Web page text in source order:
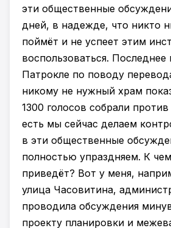
эти общественные
дней, в надежде, что никто
поймёт и не успеет этим
воспользоваться. Последнее
Патрокле по поводу
никому не нужный храм
1300 голосов собрали
есть мы сейчас делаем
в эти общественные
полностью упраздняем. К
приведёт? Вот у меня,
улица Часовитина,
проводила обсуждения
проекту планировки и